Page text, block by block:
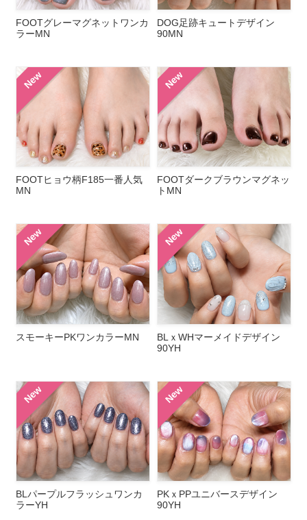
FOOTグレーマグネットワンカ
ラーMN
DOG足跡キュートデザイン
90MN
New
FOOTヒョウ柄F185一番人気
MN
New
FOOTダークブラウンマグネッ
トMN
New
スモーキーPKワンカラーMN
New
BLｘWHマーメイドデザイン
90YH
New
BLパープルフラッシュワンカ
ラーYH
New
PKｘPPユニバースデザイン
90YH